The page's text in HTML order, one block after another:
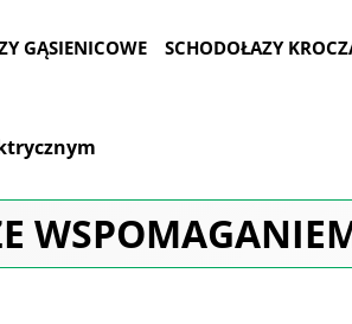
GĄSIENICOWE SCHODOŁAZY